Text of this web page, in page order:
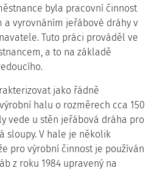
byla pracovní činnost
a vyrovnáním jeřábové dráhy v
Tuto práci prováděl ve
a to na základě
jako řádně
halu o rozměrech cca 150
vede u stěn jeřábová dráha pro
sloupy. V hale je několik
pro výrobní činnost je používán
z roku 1984 upravený na